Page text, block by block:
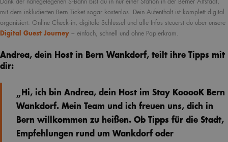
Dank der nahegelegenen S-Bahn bist du in nur einer Station in der Berner Altstadt,
mit dem inkludierten Bern Ticket sogar kostenlos. Dein Aufenthalt ist komplett digital
organisiert: Online Check-in, digitale Schlüssel und alle Infos steuerst du über unsere
Digital Guest Journey – einfach, schnell und ohne Papierkram.
Andrea, dein Host in Bern Wankdorf, teilt ihre Tipps mit
dir:
„Hi, ich bin Andrea, dein Host im Stay KooooK Bern
Wankdorf. Mein Team und ich freuen uns, dich in
Bern willkommen zu heißen. Ob Tipps für die Stadt,
Empfehlungen rund um Wankdorf oder